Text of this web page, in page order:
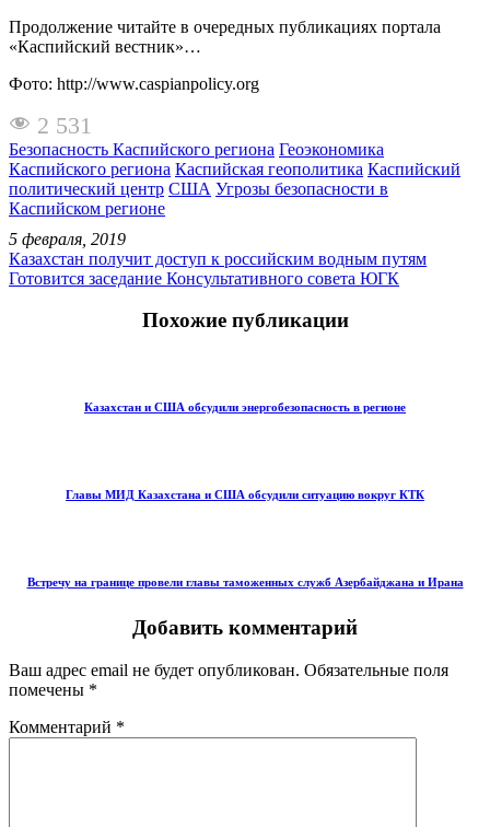
Продолжение читайте в очередных публикациях портала
«Каспийский вестник»…
Фото: http://www.caspianpolicy.org
2 531
Безопасность Каспийского региона Геоэкономика
Каспийского региона Каспийская геополитика Каспийский
политический центр США Угрозы безопасности в
Каспийском регионе
5 февраля, 2019
Казахстан получит доступ к российским водным путям
Готовится заседание Консультативного совета ЮГК
Похожие публикации
Казахстан и США обсудили энергобезопасность в регионе
Главы МИД Казахстана и США обсудили ситуацию вокруг КТК
Встречу на границе провели главы таможенных служб Азербайджана и Ирана
Добавить комментарий
Ваш адрес email не будет опубликован. Обязательные поля
помечены *
Комментарий *